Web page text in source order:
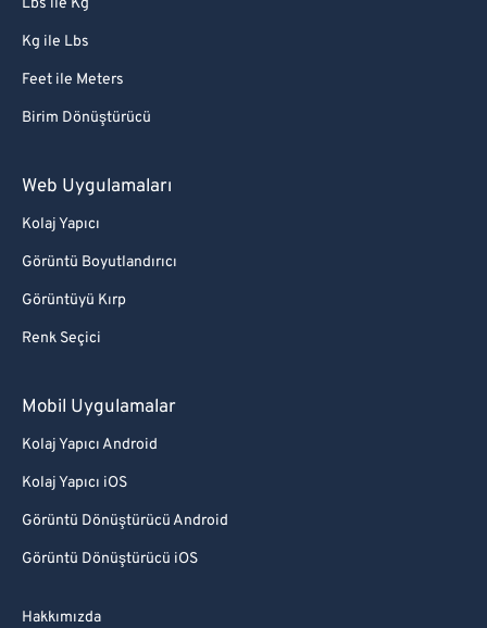
Lbs ile Kg
Kg ile Lbs
Feet ile Meters
Birim Dönüştürücü
Web Uygulamaları
Kolaj Yapıcı
Görüntü Boyutlandırıcı
Görüntüyü Kırp
Renk Seçici
Mobil Uygulamalar
Kolaj Yapıcı Android
Kolaj Yapıcı iOS
Görüntü Dönüştürücü Android
Görüntü Dönüştürücü iOS
Hakkımızda